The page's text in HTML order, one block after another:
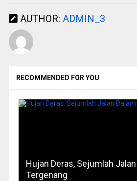
AUTHOR: ADMIN_3
RECOMMENDED FOR YOU
Hujan Deras, Sejumlah
Tergenang